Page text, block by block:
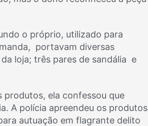
o próprio, utilizado para
portavam diversas
loja; três pares de sandália e
produtos, ela confessou que
A polícia apreendeu os produtos
autuação em flagrante delito